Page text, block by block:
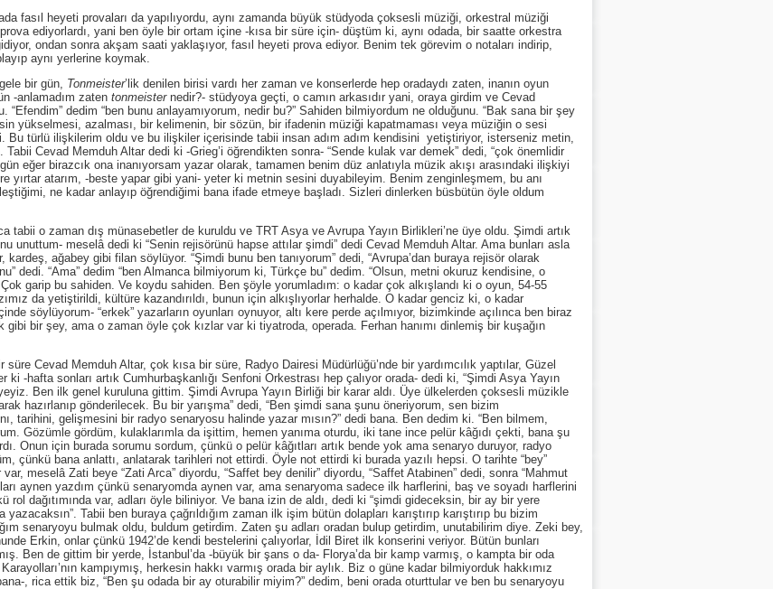
heyeti provaları da yapılıyordu, aynı zamanda büyük stüdyoda çoksesli müziği, orkestral müziği
ediyorlardı, yani ben öyle bir ortam içine -kısa bir süre için- düştüm ki, aynı odada, bir saatte orkestra
ondan sonra akşam saati yaklaşıyor, fasıl heyeti prova ediyor. Benim tek görevim o notaları indirip,
aynı yerlerine koymak.
bir gün, Tonmeister’lik denilen birisi vardı her zaman ve konserlerde hep oradaydı zaten, inanın oyun
-anlamadım zaten tonmeisternedir?- stüdyoya geçti, o camın arkasıdır yani, oraya girdim ve Cevad
“Efendim” dedim “ben bunu anlayamıyorum, nedir bu?” Sahiden bilmiyordum ne olduğunu. “Bak sana bir şey
yükselmesi, azalması, bir kelimenin, bir sözün, bir ifadenin müziği kapatmaması veya müziğin o sesi
Bu türlü ilişkilerim oldu ve bu ilişkiler içerisinde tabii insan adım adım kendisini yetiştiriyor, isterseniz metin,
Cevad Memduh Altar dedi ki -Grieg’i öğrendikten sonra- “Sende kulak var demek” dedi, “çok önemlidir
eğer birazcık ona inanıyorsam yazar olarak, tamamen benim düz anlatıyla müzik akışı arasındaki ilişkiyi
yırtar atarım, -beste yapar gibi yani- yeter ki metnin sesini duyabileyim. Benim zenginleşmem, bu anı
ne kadar anlayıp öğrendiğimi bana ifade etmeye başladı. Sizleri dinlerken büsbütün öyle oldum
o zaman dış münasebetler de kuruldu ve TRT Asya ve Avrupa Yayın Birlikleri’ne üye oldu. Şimdi artık
unuttum- meselâ dedi ki “Senin rejisörünü hapse attılar şimdi” dedi Cevad Memduh Altar. Ama bunları asla
ağabey gibi filan söylüyor. “Şimdi bunu ben tanıyorum” dedi, “Avrupa’dan buraya rejisör olarak
dedi. “Ama” dedim “ben Almanca bilmiyorum ki, Türkçe bu” dedim. “Olsun, metni okuruz kendisine, o
garip bu sahiden. Ve koydu sahiden. Ben şöyle yorumladım: o kadar çok alkışlandı ki o oyun, 54-55
da yetiştirildi, kültüre kazandırıldı, bunun için alkışlıyorlar herhalde. O kadar genciz ki, o kadar
söylüyorum- “erkek” yazarların oyunları oynuyor, altı kere perde açılmıyor, bizimkinde açılınca ben biraz
gibi bir şey, ama o zaman öyle çok kızlar var ki tiyatroda, operada. Ferhan hanımı dinlemiş bir kuşağın
Cevad Memduh Altar, çok kısa bir süre, Radyo Dairesi Müdürlüğü’nde bir yardımcılık yaptılar, Güzel
-hafta sonları artık Cumhurbaşkanlığı Senfoni Orkestrası hep çalıyor orada- dedi ki, “Şimdi Asya Yayın
Ben ilk genel kuruluna gittim. Şimdi Avrupa Yayın Birliği bir karar aldı. Üye ülkelerden çoksesli müzikle
hazırlanıp gönderilecek. Bu bir yarışma” dedi, “Ben şimdi sana şunu öneriyorum, sen bizim
tarihini, gelişmesini bir radyo senaryosu halinde yazar mısın?” dedi bana. Ben dedim ki. “Ben bilmem,
Gözümle gördüm, kulaklarımla da işittim, hemen yanıma oturdu, iki tane ince pelür kâğıdı çekti, bana şu
Onun için burada sorumu sordum, çünkü o pelür kâğıtları artık bende yok ama senaryo duruyor, radyo
çünkü bana anlattı, anlatarak tarihleri not ettirdi. Öyle not ettirdi ki burada yazılı hepsi. O tarihte “bey”
meselâ Zati beye “Zati Arca” diyordu, “Saffet bey denilir” diyordu, “Saffet Atabinen” dedi, sonra “Mahmut
aynen yazdım çünkü senaryomda aynen var, ama senaryoma sadece ilk harflerini, baş ve soyadı harflerini
dağıtımında var, adları öyle biliniyor. Ve bana izin de aldı, dedi ki “şimdi gideceksin, bir ay bir yere
Tabii ben buraya çağrıldığım zaman ilk işim bütün dolapları karıştırıp karıştırıp bu bizim
senaryoyu bulmak oldu, buldum getirdim. Zaten şu adları oradan bulup getirdim, unutabilirim diye. Zeki bey,
Erkin, onlar çünkü 1942’de kendi bestelerini çalıyorlar, İdil Biret ilk konserini veriyor. Bütün bunları
Ben de gittim bir yerde, İstanbul’da -büyük bir şans o da- Florya’da bir kamp varmış, o kampta bir oda
kampıymış, herkesin hakkı varmış orada bir aylık. Biz o güne kadar bilmiyorduk hakkımız
, rica ettik biz, “Ben şu odada bir ay oturabilir miyim?” dedim, beni orada oturttular ve ben bu senaryoyu